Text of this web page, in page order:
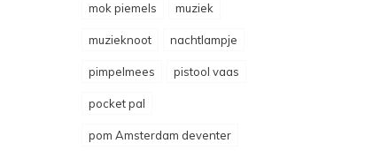
mok piemels muziek
muzieknoot nachtlampje
pimpelmees pistool vaas
pocket pal
pom Amsterdam deventer